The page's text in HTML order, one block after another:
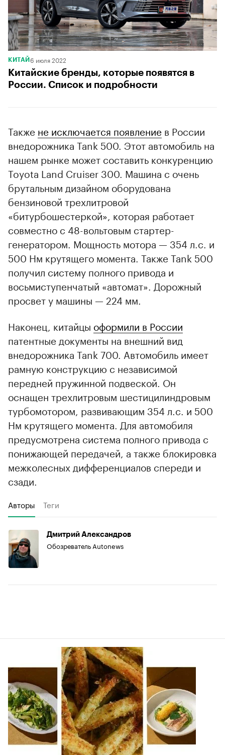
КИТАЙ 6 июля 2022
Китайские бренды, которые появятся в
России. Список и подробности
Также не исключается появление в России
внедорожника Tank 500. Этот автомобиль на
нашем рынке может составить конкуренцию
Toyota Land Cruiser 300. Машина с очень
брутальным дизайном оборудована
бензиновой трехлитровой
«битурбошестеркой», которая работает
совместно с 48-вольтовым стартер-
генератором. Мощность мотора — 354 л.с. и
500 Нм крутящего момента. Также Tank 500
получил систему полного привода и
восьмиступенчатый «автомат». Дорожный
просвет у машины — 224 мм.
Наконец, китайцы оформили в России
патентные документы на внешний вид
внедорожника Tank 700. Автомобиль имеет
рамную конструкцию с независимой
передней пружинной подвеской. Он
оснащен трехлитровым шестицилиндровым
турбомотором, развивающим 354 л.с. и 500
Нм крутящего момента. Для автомобиля
предусмотрена система полного привода с
понижающей передачей, а также блокировка
межколесных дифференциалов спереди и
сзади.
Авторы Теги
Дмитрий Александров
Обозреватель Autonews